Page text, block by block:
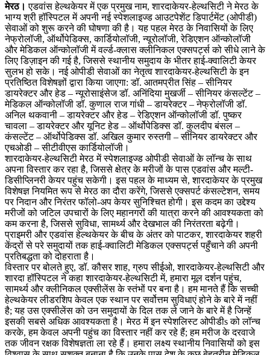
मेरठ। एडवांस हेल्थकेयर में एक प्रमुख नाम, शारदाकेयर-हेल्थसिटी ने मेरठ के
भाग्य श्री हॉस्पिटल में अपनी नई स्पेशलाइज्ड आउटपेशेंट डिपार्टमेंट (ओपीडी)
सेवाओं को शुरू करने की घोषणा की है। यह पहल मेरठ के निवासियों के लिए
नेफ्रोलॉजी, ऑर्थोपेडिक्स, कार्डियोलॉजी, न्यूरोलॉजी, रेडिएशन ऑन्कोलॉजी
और मेडिकल ऑन्कोलॉजी में वर्ल्ड-क्लास क्लीनिकल एक्सपर्ट्स को सीधे लाने के
लिए डिज़ाइन की गई है, जिससे स्थानीय समुदाय के भीतर हाई-क्वालिटी केयर
सुलभ हो सके। नई ओपीडी सेवाओं का नेतृत्व शारदाकेयर-हेल्थसिटी के इन
प्रतिष्ठित विशेषज्ञों द्वारा किया जाएगा: डॉ. आतमप्रीत सिंह – सीनियर
डायरेक्टर और हेड – न्यूरोसाइंसेज डॉ. अनिंदिया मुखर्जी – सीनियर कंसल्टेंट –
मेडिकल ऑन्कोलॉजी डॉ. कुणाल राज गांधी – डायरेक्टर – नेफ्रोलॉजी डॉ.
अनिल थकवानी – डायरेक्टर और हेड – रेडिएशन ऑन्कोलॉजी डॉ. पुष्कर
चावला – डायरेक्टर और यूनिट हेड – ऑर्थोपेडिक्स डॉ. कुलदीप बंसल –
कंसल्टेंट – ऑर्थोपेडिक्स डॉ. अखिल कुमार रुस्तगी – सीनियर डायरेक्टर और
एचओडी – सीटीवीएस कार्डियोलॉजी।
शारदाकेयर-हेल्थसिटी मेरठ में स्पेशलाइज्ड ओपीडी सेवाओं के लॉन्च के साथ
अपना विस्तार कर रहा है, जिससे क्षेत्र के मरीजों के पास एडवांस और मल्टी-
डिसीप्लिनरी केयर पहुंच सकेगी। इस पहल के माध्यम से, शारदाकेयर के प्रमुख
विशेषज्ञ नियमित रूप से मेरठ का दौरा करेंगे, जिससे एक्सपर्ट कंसल्टेशन, समय
पर निदान और निरंतर फॉलो-अप केयर सुनिश्चित होगी। इस कदम का उद्देश्य
मरीजों को जटिल उपचारों के लिए महानगरों की यात्रा करने की आवश्यकता को
कम करना है, जिससे सुविधा, सामर्थ्य और देखभाल की निरंतरता बढ़ेगी।
प्राइमरी और एडवांस हेल्थकेयर के बीच के अंतर को पाटकर, शारदाकेयर शहरी
केंद्रों से परे समुदायों तक हाई-क्वालिटी मेडिकल एक्सपर्ट्स पहुँचाने की अपनी
प्रतिबद्धता को दोहराता है।
विस्तार पर बोलते हुए, डॉ. कौसर शाह, ग्रुप सीईओ, शारदाकेयर-हेल्थसिटी और
शारदा हॉस्पिटल ने कहा शारदाकेयर-हेल्थसिटी में, हमारा मूल दर्शन पहुंच,
सामर्थ्य और क्लीनिकल एक्सीलेंस के स्तंभों पर बना है। हम मानते हैं कि सच्ची
हेल्थकेयर लीडरशिप केवल एक स्थान पर सर्वोत्तम सुविधाएं होने के बारे में नहीं
है; यह उस एक्सीलेंस को उन समुदायों के दिल तक ले जाने के बारे में है जिन्हें
इसकी सबसे अधिक आवश्यकता है। मेरठ में इन स्पेशलिस्ट ओपीडीs को लॉन्च
करके, हम केवल अपनी पहुंच का विस्तार नहीं कर रहे हैं; हम मरीज के दरवाजे
तक जीवन रक्षक विशेषज्ञता ला रहे हैं। हमारा लक्ष्य स्थानीय निवासियों को इस